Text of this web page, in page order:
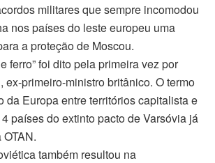
militares que sempre incomodou
nos países do leste europeu uma
a proteção de Moscou.
ferro” foi dito pela primeira vez por
ex-primeiro-ministro britânico. O termo
da Europa entre territórios capitalista e
países do extinto pacto de Varsóvia já
também resultou na